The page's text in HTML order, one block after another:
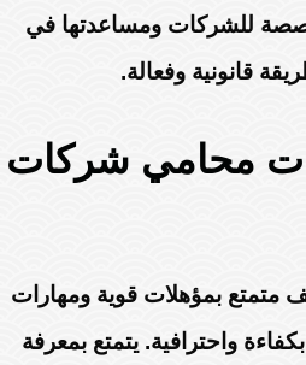
للشركات ومساعدتها في
قانونية وفعالة.
محامي شركات
بمؤهلات قوية ومهارات
واحترافية. يتمتع بمعرفة